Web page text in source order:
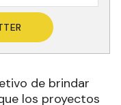
de brindar
los proyectos